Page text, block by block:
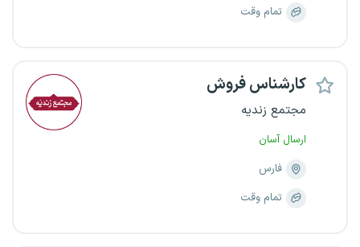
تمام وقت
کارشناس فروش
مجتمع زندیه
ارسال آسان
فارس
تمام وقت